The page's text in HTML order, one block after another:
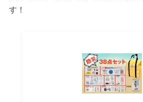
す！